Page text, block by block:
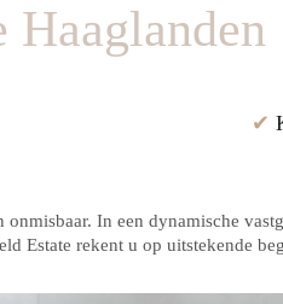
✔
In een dynamische
Estate rekent u op uitstekende